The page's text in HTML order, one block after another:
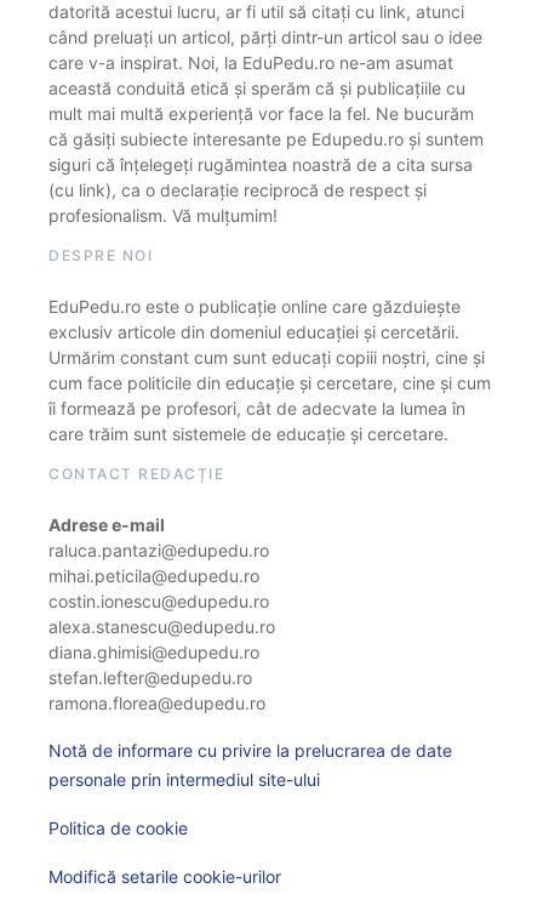
datorită acestui lucru, ar fi util să citați cu link, atunci
când preluați un articol, părți dintr-un articol sau o idee
care v-a inspirat. Noi, la EduPedu.ro ne-am asumat
această conduită etică și sperăm că și publicațiile cu
mult mai multă experiență vor face la fel. Ne bucurăm
că găsiți subiecte interesante pe Edupedu.ro și suntem
siguri că înțelegeți rugămintea noastră de a cita sursa
(cu link), ca o declarație reciprocă de respect și
profesionalism. Vă mulțumim!
DESPRE NOI
EduPedu.ro este o publicație online care găzduiește
exclusiv articole din domeniul educației și cercetării.
Urmărim constant cum sunt educați copiii noștri, cine și
cum face politicile din educație și cercetare, cine și cum
îi formează pe profesori, cât de adecvate la lumea în
care trăim sunt sistemele de educație și cercetare.
CONTACT REDACȚIE
Adrese e-mail
raluca.pantazi@edupedu.ro
mihai.peticila@edupedu.ro
costin.ionescu@edupedu.ro
alexa.stanescu@edupedu.ro
diana.ghimisi@edupedu.ro
stefan.lefter@edupedu.ro
ramona.florea@edupedu.ro
Notă de informare cu privire la prelucrarea de date
personale prin intermediul site-ului
Politica de cookie
Modifică setarile cookie-urilor